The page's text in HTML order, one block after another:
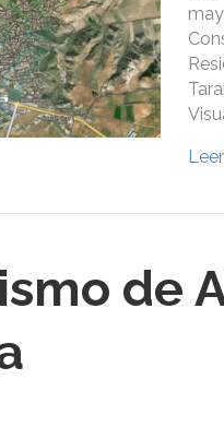
de